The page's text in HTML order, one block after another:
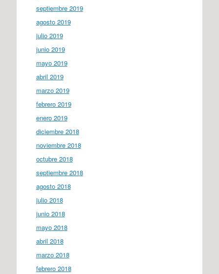
septiembre 2019
agosto 2019
julio 2019
junio 2019
mayo 2019
abril 2019
marzo 2019
febrero 2019
enero 2019
diciembre 2018
noviembre 2018
octubre 2018
septiembre 2018
agosto 2018
julio 2018
junio 2018
mayo 2018
abril 2018
marzo 2018
febrero 2018